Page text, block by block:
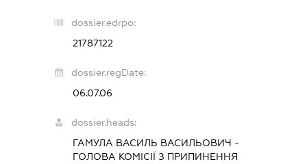
dossier.edrpo:
21787122
dossier.regDate:
06.07.06
dossier.heads:
ГАМУЛА ВАСИЛЬ ВАСИЛЬОВИЧ -
ГОЛОВА КОМІСІЇ З ПРИПИНЕННЯ